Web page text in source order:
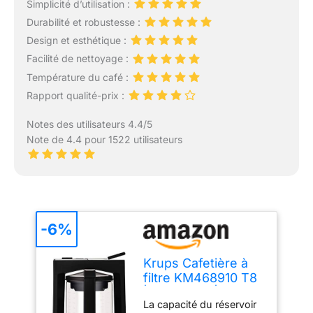
Simplicité d’utilisation :
Durabilité et robustesse :
Design et esthétique :
Facilité de nettoyage :
Température du café :
Rapport qualité-prix :
Notes des utilisateurs 4.4/5
Note de 4.4 pour 1522 utilisateurs
Krups Cafetière à
filtre KM468910 T8
automatique | 8 à 12
La capacité du réservoir
-6%